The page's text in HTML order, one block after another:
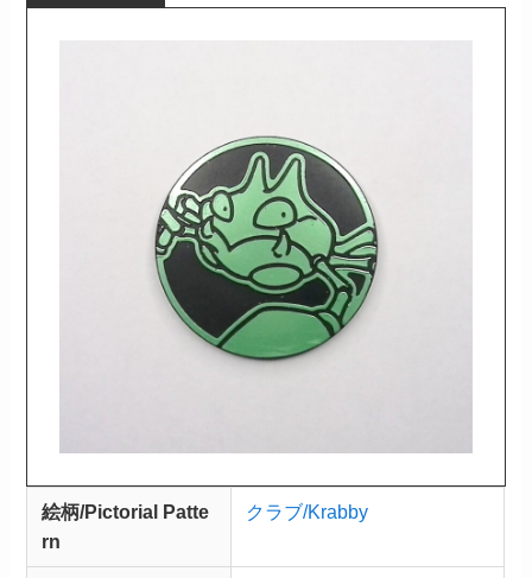
絵柄/Pictorial Patte
rn
クラブ/Krabby